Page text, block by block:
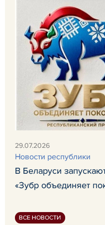
29.07.2026
Новости республики
В Беларуси
«Зубр объединяет
ВСЕ НОВОСТИ